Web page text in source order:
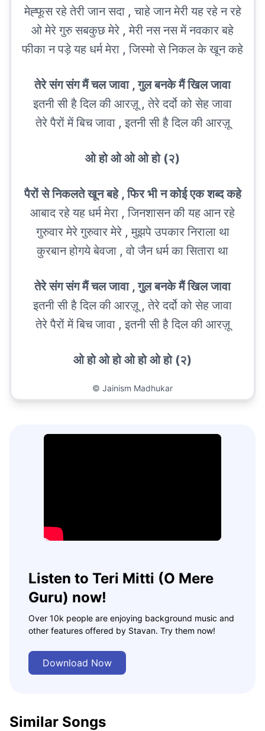
मेह्फूस रहे तेरी जान सदा , चाहे जान मेरी यह रहे न रहे
ओ मेरे गुरु सबकुछ मेरे , मेरी नस नस में नवकार बहे
फीका न पड़े यह धर्म मेरा , जिस्मो से निकल के खून कहे
तेरे संग संग मैं चल जावा , गुल बनके मैं खिल जावा
इतनी सी है दिल की आरज़ू , तेरे दर्दो को सेह जावा
तेरे पैरों में बिच जावा , इतनी सी है दिल की आरज़ू
ओ हो ओ ओ ओ हो (२)
पैरों से निकलते खून बहे , फिर भी न कोई एक शब्द कहे
आबाद रहे यह धर्म मेरा , जिनशासन की यह आन रहे
गुरुवार मेरे गुरुवार मेरे , मुझपे उपकार निराला था
कुरबान होगये बेवजा , वो जैन धर्म का सितारा था
तेरे संग संग मैं चल जावा , गुल बनके मैं खिल जावा
इतनी सी है दिल की आरज़ू , तेरे दर्दो को सेह जावा
तेरे पैरों में बिच जावा , इतनी सी है दिल की आरज़ू
ओ हो ओ हो ओ हो ओ हो (२)
© Jainism Madhukar
Listen to Teri Mitti (O Mere
Guru) now!
Over 10k people are enjoying background music and
other features offered by Stavan. Try them now!
Download Now
Similar Songs